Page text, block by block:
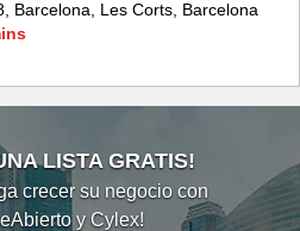
Barcelona, Les Corts, Barcelona
LISTA GRATIS!
crecer su negocio con
y Cylex!